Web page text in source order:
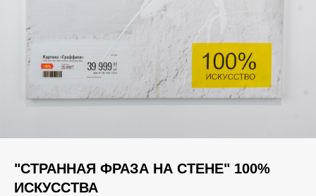
"СТРАННАЯ ФРАЗА НА СТЕНЕ" 100%
ИСКУССТВА